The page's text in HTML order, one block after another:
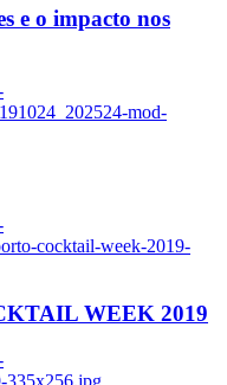
e o impacto nos
mod-
cocktail-week-2019-
WEEK 2019
335x256.jpg